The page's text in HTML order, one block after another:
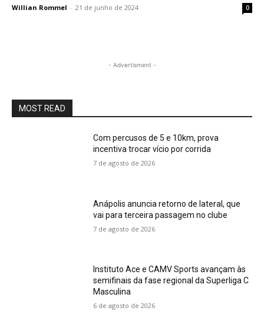
Willian Rommel - 21 de junho de 2024 0
- Advertisment -
MOST READ
Com percusos de 5 e 10km, prova
incentiva trocar vício por corrida
7 de agosto de 2026
Anápolis anuncia retorno de lateral, que
vai para terceira passagem no clube
7 de agosto de 2026
Instituto Ace e CAMV Sports avançam às
semifinais da fase regional da Superliga C
Masculina
6 de agosto de 2026